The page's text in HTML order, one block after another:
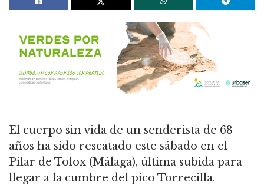
El cuerpo sin vida de un senderista de 68
años ha sido rescatado este sábado en el
Pilar de Tolox (Málaga), última subida para
llegar a la cumbre del pico Torrecilla.